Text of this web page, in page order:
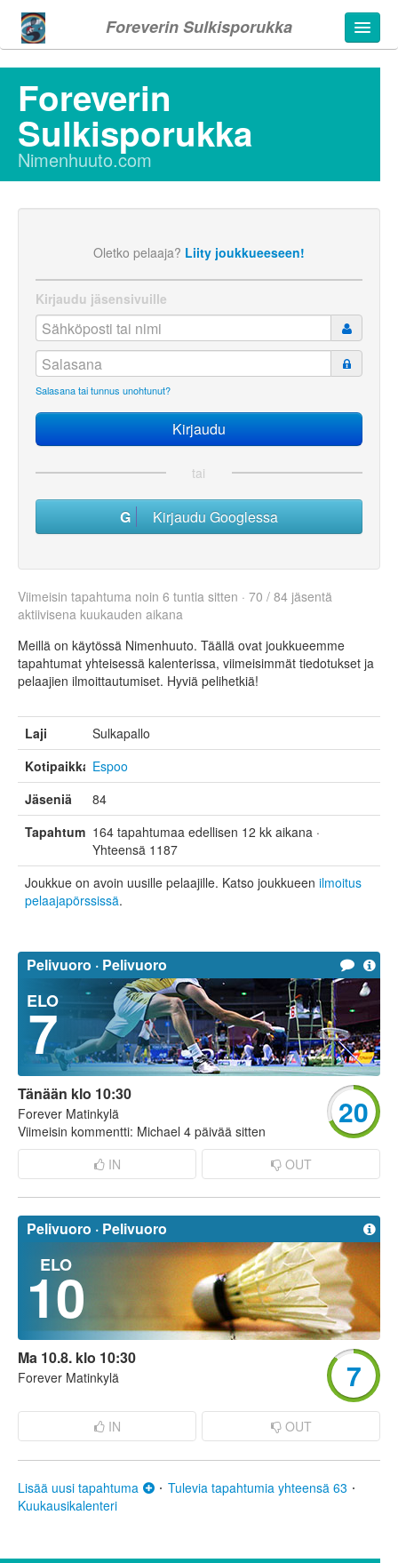
Foreverin Sulkisporukka
Foreverin
Sulkisporukka
Nimenhuuto.com
Oletko pelaaja? Liity joukkueeseen!
Kirjaudu jäsensivuille
Salasana tai tunnus unohtunut?
tai
Kirjaudu Googlessa
Viimeisin tapahtuma noin 6 tuntia sitten · 70 / 84 jäsentä
aktiivisena kuukauden aikana
Meillä on käytössä Nimenhuuto. Täällä ovat joukkueemme
tapahtumat yhteisessä kalenterissa, viimeisimmät tiedotukset ja
pelaajien ilmoittautumiset. Hyviä pelihetkiä!
Laji
Sulkapallo
Kotipaikka Espoo
Jäseniä
84
Tapahtumat164 tapahtumaa edellisen 12 kk aikana ·
Yhteensä 1187
Joukkue on avoin uusille pelaajille. Katso joukkueen ilmoitus
pelaajapörssissä.
Pelivuoro · Pelivuoro
ELO
7
20
Tänään klo 10:30
Forever Matinkylä
Viimeisin kommentti: Michael 4 päivää sitten
IN
OUT
Pelivuoro · Pelivuoro
ELO
10
7
Ma 10.8. klo 10:30
Forever Matinkylä
IN OUT
Lisää uusi tapahtuma
Tulevia tapahtumia yhteensä 63
Kuukausikalenteri